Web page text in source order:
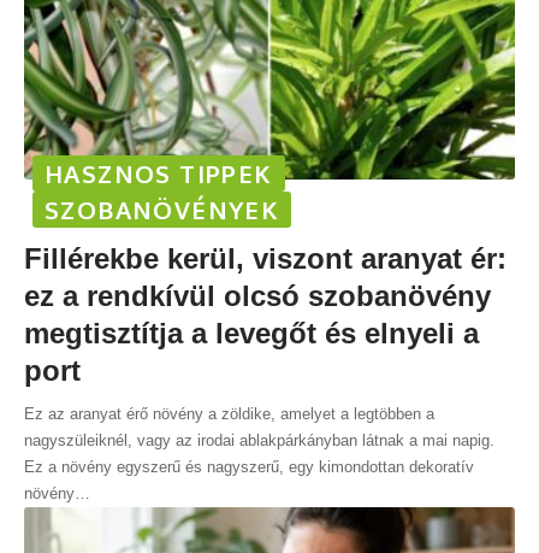
HASZNOS TIPPEK
SZOBANÖVÉNYEK
Fillérekbe kerül, viszont aranyat ér:
ez a rendkívül olcsó szobanövény
megtisztítja a levegőt és elnyeli a
port
Ez az aranyat érő növény a zöldike, amelyet a legtöbben a
nagyszüleiknél, vagy az irodai ablakpárkányban látnak a mai napig.
Ez a növény egyszerű és nagyszerű, egy kimondottan dekoratív
növény…